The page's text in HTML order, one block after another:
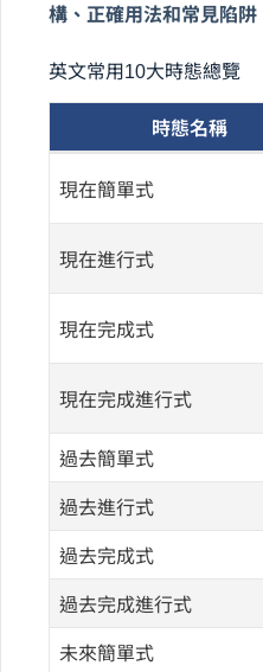
構、正確用法和常見陷阱
英文常用10大時態總覽
時態名稱
現在簡單式
現在進行式
現在完成式
現在完成進行式
過去簡單式
過去進行式
過去完成式
過去完成進行式
未來簡單式